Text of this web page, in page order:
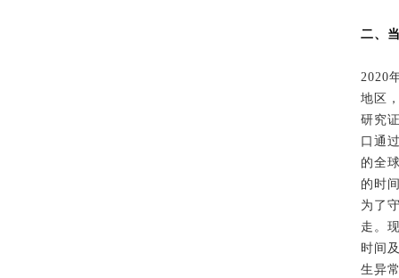
二、
2020
地区
研究
口通
的全
的时
为了
走。
时间
生异